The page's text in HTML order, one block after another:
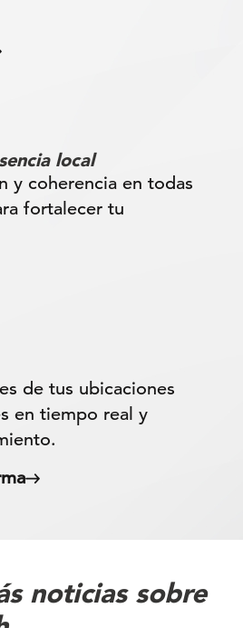
local
y coherencia en todas
fortalecer tu
de tus ubicaciones
en tiempo real y
noticias sobre